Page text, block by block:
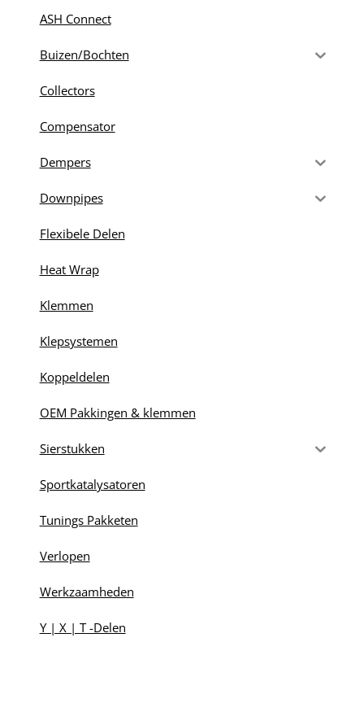
ASH Connect
Buizen/Bochten
Collectors
Compensator
Dempers
Downpipes
Flexibele Delen
Heat Wrap
Klemmen
Klepsystemen
Koppeldelen
OEM Pakkingen & klemmen
Sierstukken
Sportkatalysatoren
Tunings Pakketen
Verlopen
Werkzaamheden
Y | X | T -Delen